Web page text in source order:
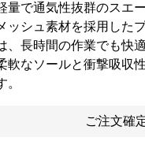
量で通気性抜群のスエ
ッシュ素材を採用した
、長時間の作業でも快
軟なソールと衝撃吸収
。
ご注文確